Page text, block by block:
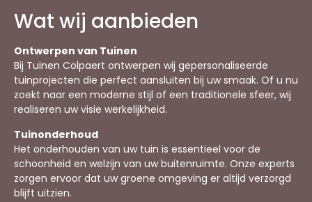
Wat wij aanbieden
Ontwerpen van Tuinen
Bij Tuinen Colpaert ontwerpen wij gepersonaliseerde
tuinprojecten die perfect aansluiten bij uw smaak. Of u nu
zoekt naar een moderne stijl of een traditionele sfeer, wij
realiseren uw visie werkelijkheid.
Tuinonderhoud
Het onderhouden van uw tuin is essentieel voor de
schoonheid en welzijn van uw buitenruimte. Onze experts
zorgen ervoor dat uw groene omgeving er altijd verzorgd
blijft uitzien.